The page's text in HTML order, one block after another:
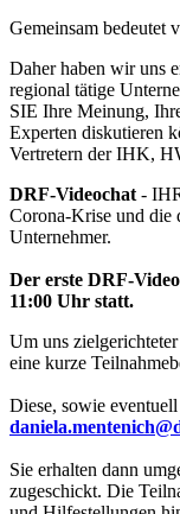
Gemeinsam bedeutet
Daher haben wir uns
regional tätige
SIE Ihre Meinung,
Experten diskutieren
Vertretern der IHK,
DRF-Videochat-
Corona-Krise und die
Unternehmer.
Der erste DRF-
11:00 Uhr statt.
Um uns
eine kurze
Diese, sowie
Sie erhalten dann
zugeschickt. Die